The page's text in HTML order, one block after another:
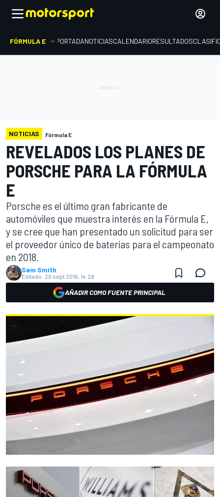
FÓRMULA E PORTADANOTICIASCALENDARIORESULTADOS
NOTICIAS Fórmula E
REVELADOS LOS PLANES DE
PORSCHE PARA LA FÓRMULA
E
Porsche es el último gran fabricante de
automóviles que muestra interés en la Fórmula E,
y se cree que han presentado un solicitud para ser
el proveedor único de baterías para el campeonato
en 2018.
Sam Smith
Editado: 20 sept 2016, 14:28
AÑADIR COMO FUENTE PRINCIPAL